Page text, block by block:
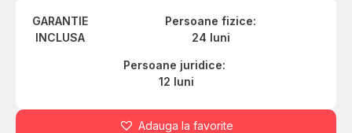
GARANTIE
INCLUSA
Persoane fizice:
24 luni
Persoane juridice:
12 luni
Adauga la favorite